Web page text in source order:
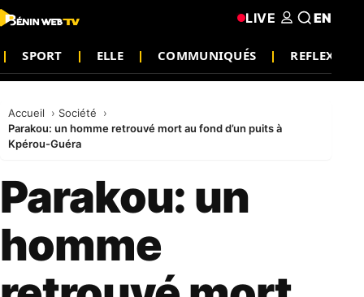
SPORT ELLE COMMUNIQUÉS REFLEXION
LIVE EN
Accueil
Société
Parakou: un homme retrouvé mort au fond d’un puits à
Kpérou-Guéra
Parakou: un
homme